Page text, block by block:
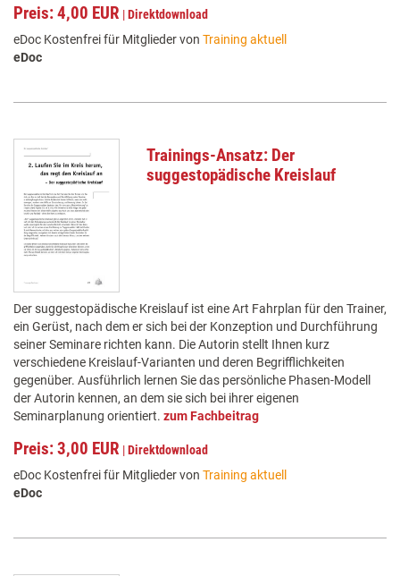
Preis: 4,00 EUR |Direktdownload
eDoc Kostenfrei für Mitglieder von Training aktuell
eDoc
Trainings-Ansatz: Der
suggestopädische Kreislauf
Der suggestopädische Kreislauf ist eine Art Fahrplan für den Trainer,
ein Gerüst, nach dem er sich bei der Konzeption und Durchführung
seiner Seminare richten kann. Die Autorin stellt Ihnen kurz
verschiedene Kreislauf-Varianten und deren Begrifflichkeiten
gegenüber. Ausführlich lernen Sie das persönliche Phasen-Modell
der Autorin kennen, an dem sie sich bei ihrer eigenen
Seminarplanung orientiert. zum Fachbeitrag
Preis: 3,00 EUR |Direktdownload
eDoc Kostenfrei für Mitglieder von Training aktuell
eDoc